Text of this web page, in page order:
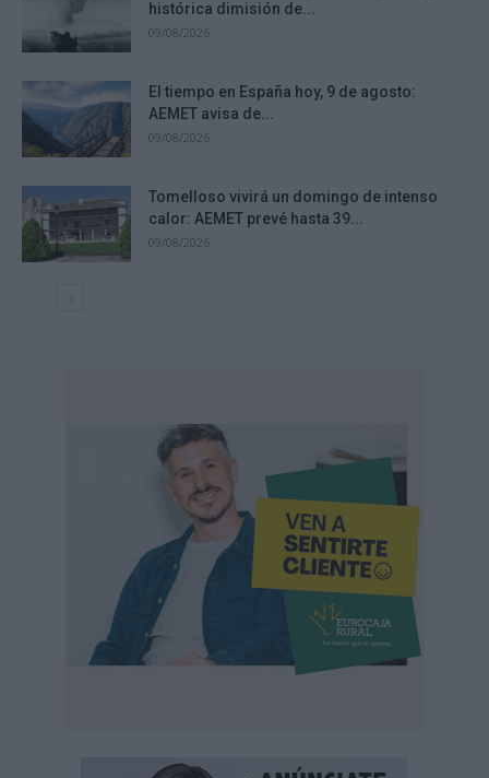
histórica dimisión de...
09/08/2026
El tiempo en España hoy, 9 de agosto:
AEMET avisa de...
09/08/2026
Tomelloso vivirá un domingo de intenso
calor: AEMET prevé hasta 39...
09/08/2026